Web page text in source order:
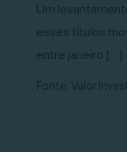
Um
esses títulos
entre janeiro […]
Fonte: Valor